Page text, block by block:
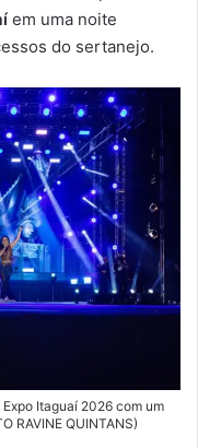
em uma noite
do sertanejo.
Itaguaí 2026 com um
RAVINE QUINTANS)